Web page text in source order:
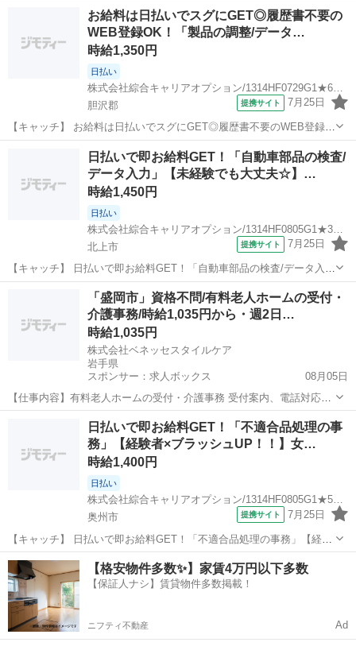
お給料は日払いでスグにGET◎履歴書不要の
WEB登録OK！「製品の調整/データ…
時給1,350円
日払い
株式会社綜合キャリアオプション/1314HF0729G1★65-N
胆沢郡
提携サイト 7月25日
【キャッチ】 お給料は日払いでスグにGET◎履歴書不要のWEB登録
OK！「製品の調整/データ入力」高時給1350円！六原周辺！20代～40
代のスタッフが多数活躍中★ 【コメント】 製造のお仕事をお探しの方
必見！ 「経験な...
胆沢郡 一般事務
日払いで即お給料GET！「自動車部品の検査/
データ入力」【未経験でも大丈夫☆】…
時給1,450円
日払い
株式会社綜合キャリアオプション/1314HF0805G1★32-N
北上市
提携サイト 7月25日
【キャッチ】 日払いで即お給料GET！「自動車部品の検査/データ入
力」【未経験でも大丈夫☆】憧れの高収入Work！！モノ足りない方
に・残業20H未満♪高！ 【コメント】 製造のお仕事をお探しの方必
見！ 「経験ないけど大丈...
一般事務
「盛岡市」資格不問/有料老人ホームの受付・
介護事務/時給1,035円から・週2日…
時給1,035円
株式会社ベネッセスタイルケア
岩手県
スポンサー：求人ボックス
08月05日
【仕事内容】有料老人ホームの受付・介護事務 受付案内、電話対応、
ワード/エクセルなどのPC操作、経理などの事務、庶務全般 ・お客
様、ご家族様の来訪時の受付や案内、電話の対応 ・ホーム運営がスム
ーズに行くように、経理・事務全般等のサ...
アルバイト・パート
日払いで即お給料GET！「不適合品処理の事
務」【経験者×ブラッシュUP！！】女…
時給1,400円
日払い
株式会社綜合キャリアオプション/1314HF0805G1★59-S
奥州市
提携サイト 7月25日
【キャッチ】 日払いで即お給料GET！「不適合品処理の事務」【経験
者×ブラッシュUP！！】女性多数活躍中！土日祝休み！残業でたっぷ
り稼ぐ！高！ 【コメント】 弊社なら事前の職場見学が多数！お仕事安
心スタート★★ 「派遣で...
岩手 奥州市 一般事務
【格安物件多数✨】家賃4万円以下多数
【保証人ナシ】賃貸物件多数掲載！
ニフティ不動産 Ad